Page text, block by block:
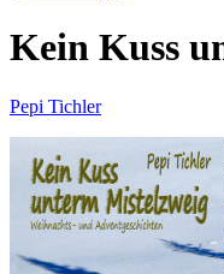
Kein Kuss
Pepi Tichler